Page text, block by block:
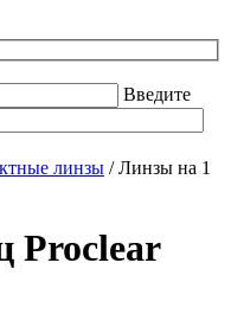
Введите
линзы / Линзы на 1
Proclear